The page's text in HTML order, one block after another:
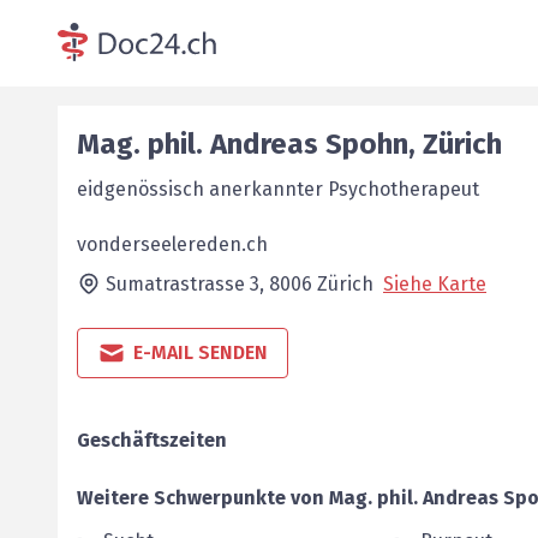
Mag. phil. Andreas Spohn, Zürich
eidgenössisch anerkannter Psychotherapeut
vonderseelereden.ch
Sumatrastrasse 3, 8006 Zürich Siehe Karte
E-MAIL SENDEN
Geschäftszeiten
Weitere Schwerpunkte von Mag. phil. Andreas